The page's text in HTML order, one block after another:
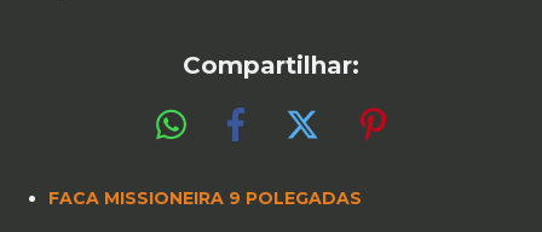
Compartilhar:
FACA MISSIONEIRA 9 POLEGADAS